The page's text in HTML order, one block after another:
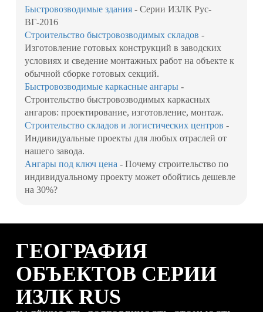
Быстровозводимые здания - Серии ИЗЛК Рус-
ВГ-2016
Строительство быстровозводимых складов -
Изготовление готовых конструкций в заводских
условиях и сведение монтажных работ на объекте к
обычной сборке готовых секций.
Быстровозводимые каркасные ангары -
Строительство быстровозводимых каркасных
ангаров: проектирование, изготовление, монтаж.
Строительство складов и логистических центров -
Индивидуальные проекты для любых отраслей от
нашего завода.
Ангары под ключ цена - Почему строительство по
индивидуальному проекту может обойтись дешевле
на 30%?
ГЕОГРАФИЯ
ОБЪЕКТОВ СЕРИИ
ИЗЛК RUS